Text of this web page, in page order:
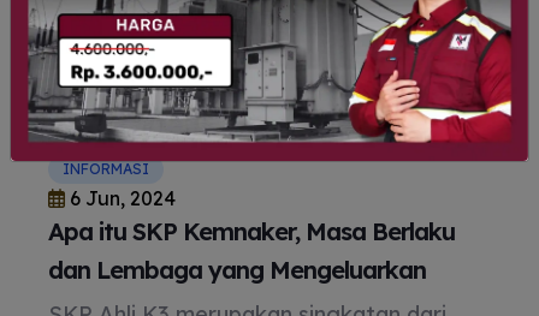
INFORMASI
6 Jun, 2024
Apa itu SKP Kemnaker, Masa Berlaku
dan Lembaga yang Mengeluarkan